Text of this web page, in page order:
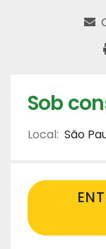
Sob
Local: São